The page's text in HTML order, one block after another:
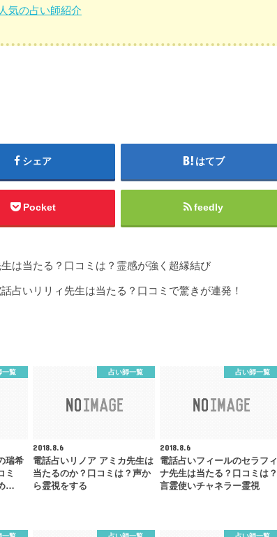
気の占い師紹介
シェア はてブ
Pocket feedly
は当たる？口コミは？霊感が強く超縁結び
占いリリィ先生は当たる？口コミで驚きが連発！
一覧
瑞希
ミ
…
占い師一覧
2018.8.6
電話占いリノア アミカ先生は
当たるのか？口コミは？声か
ら霊視をする
占い師一覧
2018.8.6
電話占いフィールのセラフィ
ナ先生は当たる？口コミは？
言霊使いチャネラー霊視